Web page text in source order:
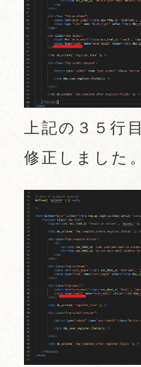
上記の３５行
修正しました。